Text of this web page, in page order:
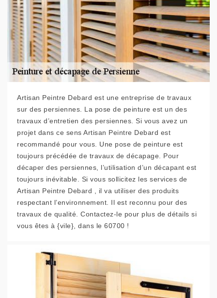
Artisan Peintre Debard est une entreprise de travaux
sur des persiennes. La pose de peinture est un des
travaux d’entretien des persiennes. Si vous avez un
projet dans ce sens Artisan Peintre Debard est
recommandé pour vous. Une pose de peinture est
toujours précédée de travaux de décapage. Pour
décaper des persiennes, l’utilisation d’un décapant est
toujours inévitable. Si vous sollicitez les services de
Artisan Peintre Debard , il va utiliser des produits
respectant l’environnement. Il est reconnu pour des
travaux de qualité. Contactez-le pour plus de détails si
vous êtes à {vile}, dans le 60700 !